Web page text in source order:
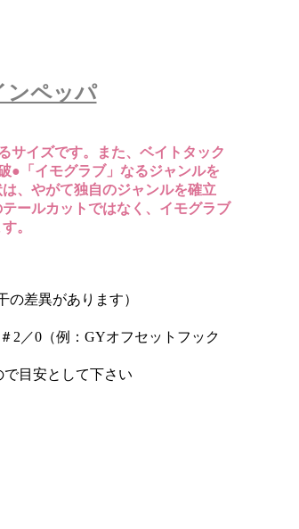
ンペッパ
サイズです。また、ベイトタック
●「イモグラブ」なるジャンルを
、やがて独自のジャンルを確立
ールカットではなく、イモグラブ
。
の差異があります）
2／0（例：GYオフセットフック
目安として下さい